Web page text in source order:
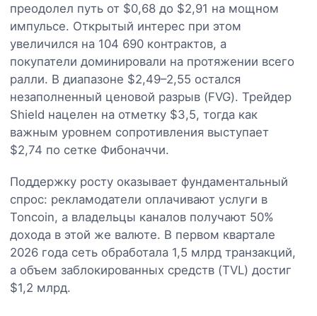
преодолел путь от $0,68 до $2,91 на мощном
импульсе. Открытый интерес при этом
увеличился на 104 690 контрактов, а
покупатели доминировали на протяжении всего
ралли. В диапазоне $2,49–2,55 остался
незаполненный ценовой разрыв (FVG). Трейдер
Shield нацелен на отметку $3,5, тогда как
важным уровнем сопротивления выступает
$2,74 по сетке Фибоначчи.
Поддержку росту оказывает фундаментальный
спрос: рекламодатели оплачивают услуги в
Toncoin, а владельцы каналов получают 50%
дохода в этой же валюте. В первом квартале
2026 года сеть обработала 1,5 млрд транзакций,
а объем заблокированных средств (TVL) достиг
$1,2 млрд.